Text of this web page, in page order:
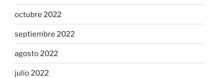
octubre 2022
septiembre 2022
agosto 2022
julio 2022